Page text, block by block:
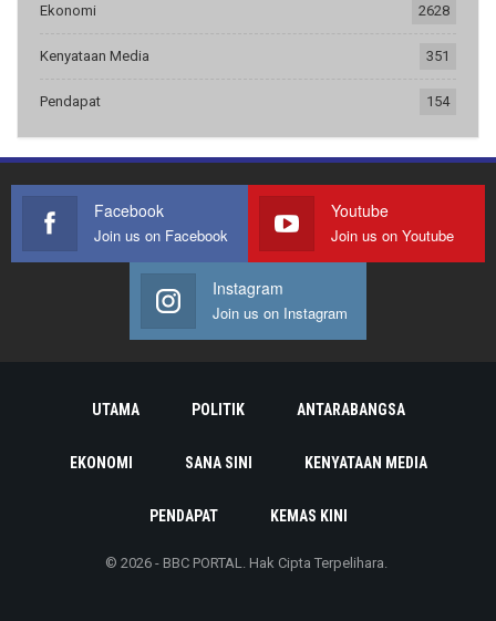
Ekonomi 2628
Kenyataan Media 351
Pendapat 154
Facebook
Join us on Facebook
Youtube
Join us on Youtube
Instagram
Join us on Instagram
UTAMA POLITIK ANTARABANGSA
EKONOMI SANA SINI KENYATAAN MEDIA
PENDAPAT KEMAS KINI
© 2026 - BBC PORTAL. Hak Cipta Terpelihara.